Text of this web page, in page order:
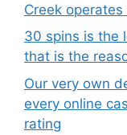
Creek
30 spins is the
that is the
Our very own
every online
rating